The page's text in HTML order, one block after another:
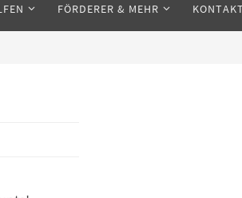
FÖRDERER & MEHR KONTAKT